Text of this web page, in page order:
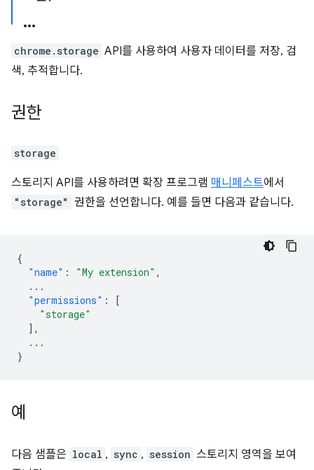
chrome.storage API를 사용하여 사용자 데이터를 저장, 검
색, 추적합니다.
권한
storage
스토리지 API를 사용하려면 확장 프로그램 매니페스트에서
"storage" 권한을 선언합니다. 예를 들면 다음과 같습니다.
{
"name" : "My extension" ,
...
"permissions" :
[
"storage"
],
...
}
예
다음 샘플은 local , sync , session 스토리지 영역을 보여